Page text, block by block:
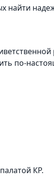
найти
по-
КР.